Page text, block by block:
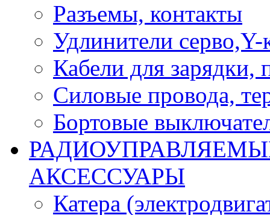
Разъемы, контакты
Удлинители серво,Y-
Кабели для зарядки,
Силовые провода,
Бортовые
АКСЕССУАРЫ
Катера